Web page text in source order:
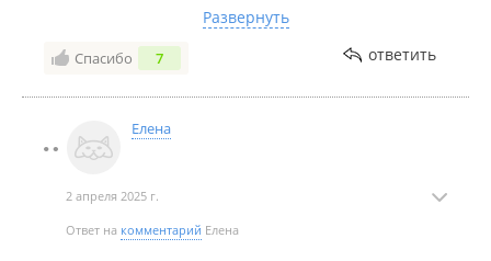
закрываются и вход через калитку с кодовым
замком! Хотите вентилятор? - двести рублей в сутки!
При стоимости снимаемого нами сарая 5600! Дали
нары с кусками толстого поролоне вместо матрасов.
В постельном белье ни одной большой простыни,
Отсутствие туалетной бумаги, и мешков под мусор.
Отсутствие мест хранения вещей. Телевизор,
Развернуть
Спасибо 7 ответить
Елена
2 апреля 2025 г.
Ответ на комментарий Елена